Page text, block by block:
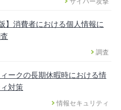
】消費者における個人情報に
調査
ークの長期休暇時における情
対策
情報セキュリティ